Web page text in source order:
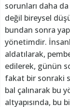
sorunları daha
değil bireysel
bundan sonra
yönetimdir.
aldatılarak,
edilerek, günün
fakat bir sonraki
bal çalınarak bu
altyapısında, bu